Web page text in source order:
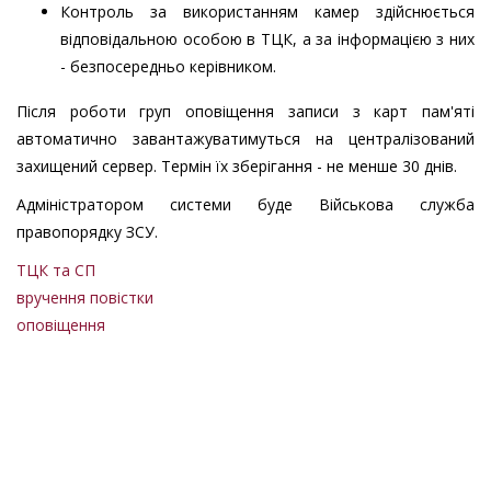
Контроль за використанням камер здійснюється
відповідальною особою в ТЦК, а за інформацією з них
- безпосередньо керівником.
Після роботи груп оповіщення записи з карт пам'яті
автоматично завантажуватимуться на централізований
захищений сервер. Термін їх зберігання - не менше 30 днів.
Адміністратором системи буде Військова служба
правопорядку ЗСУ.
ТЦК та СП
вручення повістки
оповіщення